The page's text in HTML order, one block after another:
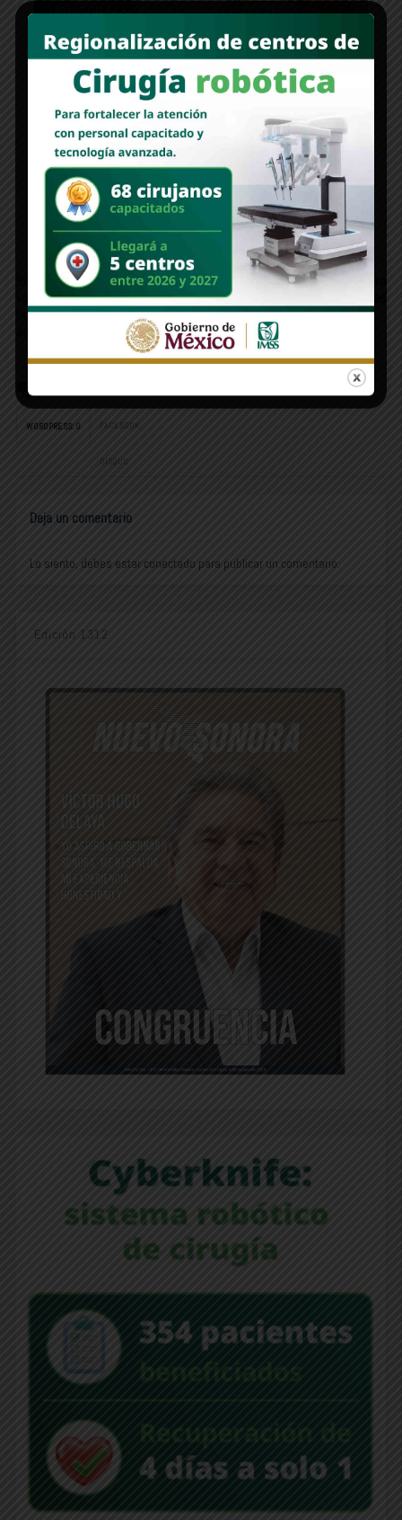
MONITOR | Los Claudilleros de la Cuarta
Transformación
“Javier Lamarque es el único que garantiza la
unidad en Morena”: Angélica Burgos
Newer Post
BARRA JÓVEN | “Somos búhos y
volamos alto, con diálogo y
buenas prácticas, podemos llegar
aún más lejos.”: Benjamín Gaxiola
Older Post
MERCADO POLÍTICO | Agua Prieta
COMMENTS
WORDPRESS: 0 FACEBOOK:
DISQUS:
Deja un comentario
Lo siento, debes estar conectado para publicar un comentario.
Edición 1312